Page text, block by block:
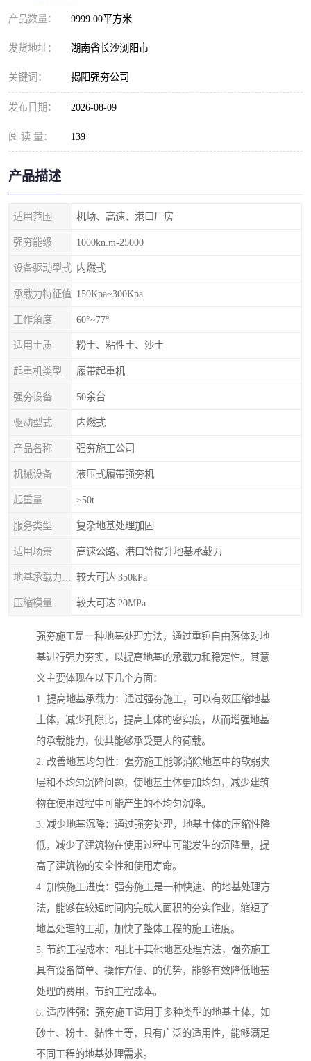
产品数量： 9999.00平方米
发货地址： 湖南省长沙浏阳市
关键词： 揭阳强夯公司
发布日期： 2026-08-09
阅 读 量： 139
产品描述
适用范围 机场、高速、港口厂房
强夯能级 1000kn.m-25000
设备驱动型式 内燃式
承载力特征值 150Kpa~300Kpa
工作角度 60°~77°
适用土质 粉土、粘性土、沙土
起重机类型 履带起重机
强夯设备 50余台
驱动型式 内燃式
产品名称 强夯施工公司
机械设备 液压式履带强夯机
起重量 ≥50t
服务类型 复杂地基处理加固
适用场景 高速公路、港口等提升地基承载力
较大可达 350kPa
压缩模量 较大可达 20MPa
强夯施工是一种地基处理方法，通过重锤自由落体对地
基进行强力夯实，以提高地基的承载力和稳定性。其意
义主要体现在以下几个方面：
1. 提高地基承载力：通过强夯施工，可以有效压缩地基
土体，减少孔隙比，提高土体的密实度，从而增强地基
的承载能力，使其能够承受更大的荷载。
2. 改善地基均匀性：强夯施工能够消除地基中的软弱夹
层和不均匀沉降问题，使地基土体更加均匀，减少建筑
物在使用过程中可能产生的不均匀沉降。
3. 减少地基沉降：通过强夯处理，地基土体的压缩性降
低，减少了建筑物在使用过程中可能发生的沉降量，提
高了建筑物的安全性和使用寿命。
4. 加快施工进度：强夯施工是一种快速、的地基处理方
法，能够在较短时间内完成大面积的夯实作业，缩短了
地基处理的工期，加快了整体工程的施工进度。
5. 节约工程成本：相比于其他地基处理方法，强夯施工
具有设备简单、操作方便、的优势，能够有效降低地基
处理的费用，节约工程成本。
6. 适应性强：强夯施工适用于多种类型的地基土体，如
砂土、粉土、黏性土等，具有广泛的适用性，能够满足
不同工程的地基处理需求。